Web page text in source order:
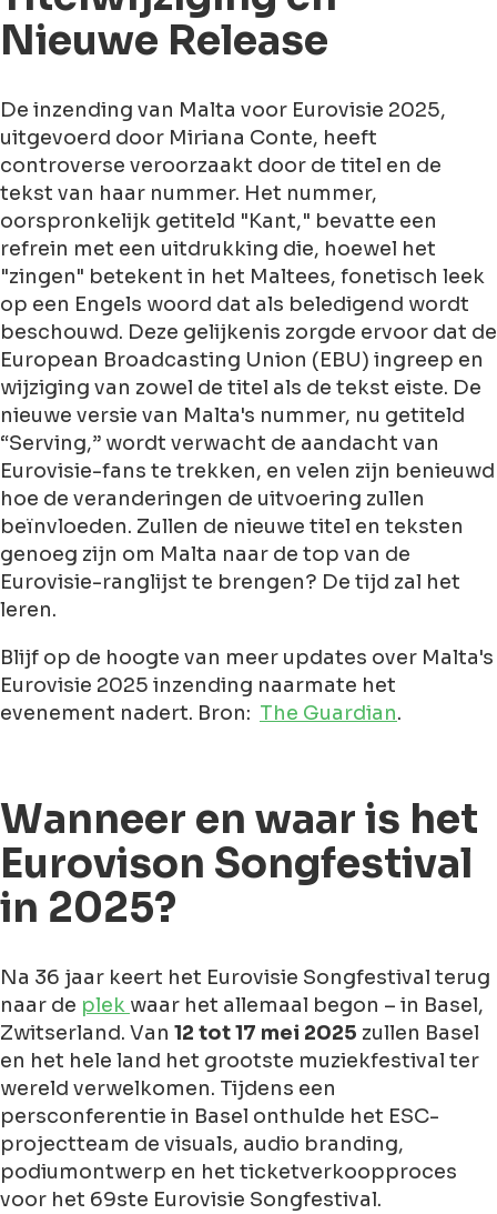
Nieuwe Release
De inzending van Malta voor Eurovisie 2025,
uitgevoerd door Miriana Conte, heeft
controverse veroorzaakt door de titel en de
tekst van haar nummer. Het nummer,
oorspronkelijk getiteld "Kant," bevatte een
refrein met een uitdrukking die, hoewel het
"zingen" betekent in het Maltees, fonetisch leek
op een Engels woord dat als beledigend wordt
beschouwd. Deze gelijkenis zorgde ervoor dat de
European Broadcasting Union (EBU) ingreep en
wijziging van zowel de titel als de tekst eiste. De
nieuwe versie van Malta's nummer, nu getiteld
“Serving,” wordt verwacht de aandacht van
Eurovisie-fans te trekken, en velen zijn benieuwd
hoe de veranderingen de uitvoering zullen
beïnvloeden. Zullen de nieuwe titel en teksten
genoeg zijn om Malta naar de top van de
Eurovisie-ranglijst te brengen? De tijd zal het
leren.
Blijf op de hoogte van meer updates over Malta's
Eurovisie 2025 inzending naarmate het
evenement nadert. Bron: The Guardian.
Wanneer en waar is het
Eurovison Songfestival
in 2025?
Na 36 jaar keert het Eurovisie Songfestival terug
naar de plek waar het allemaal begon – in Basel,
Zwitserland. Van 12 tot 17 mei 2025 zullen Basel
en het hele land het grootste muziekfestival ter
wereld verwelkomen. Tijdens een
persconferentie in Basel onthulde het ESC-
projectteam de visuals, audio branding,
podiumontwerp en het ticketverkoopproces
voor het 69ste Eurovisie Songfestival.